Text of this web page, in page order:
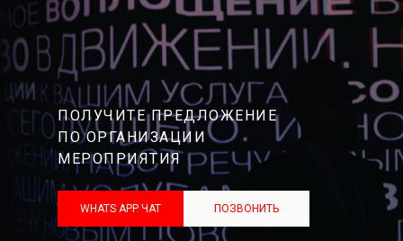
WHATS APP ЧАТ
ПОЛУЧИТЕ ПРЕДЛОЖЕНИЕ
ПО ОРГАНИЗАЦИИ
МЕРОПРИЯТИЯ
ПОЗВОНИТЬ